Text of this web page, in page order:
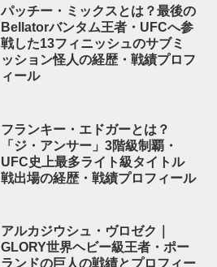
パッチー・ミックスとは？最後の
Bellatorバンタム王者・UFCへ参
戦した13フィニッシュのサブミ
ッション怪人の経歴・戦績プロフ
ィール
フランキー・エドガーとは？
「ジ・アンサー」3階級制覇・
UFC史上最多ライト級タイトル
戦出場の経歴・戦績プロフィール
アルカジウシュ・ヴロゼク｜
GLORY世界ヘビー級王者・ポー
ランドの巨人の戦績とプロフィー